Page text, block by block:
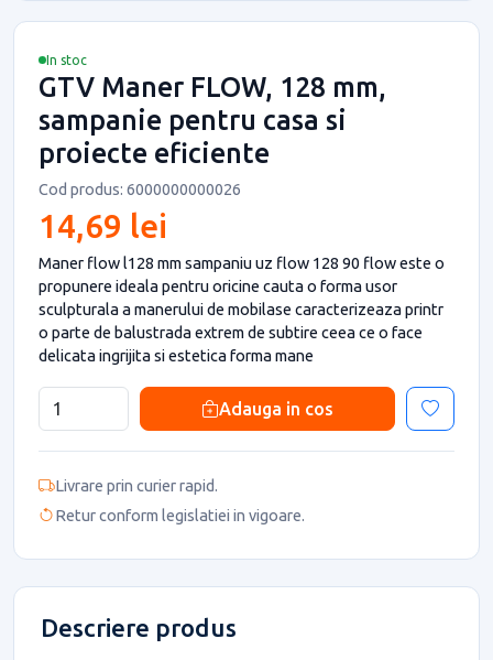
In stoc
GTV Maner FLOW, 128 mm,
sampanie pentru casa si
proiecte eficiente
Cod produs: 6000000000026
14,69 lei
Maner flow l128 mm sampaniu uz flow 128 90 flow este o
propunere ideala pentru oricine cauta o forma usor
sculpturala a manerului de mobilase caracterizeaza printr
o parte de balustrada extrem de subtire ceea ce o face
delicata ingrijita si estetica forma mane
Adauga in cos
Livrare prin curier rapid.
Retur conform legislatiei in vigoare.
Descriere produs